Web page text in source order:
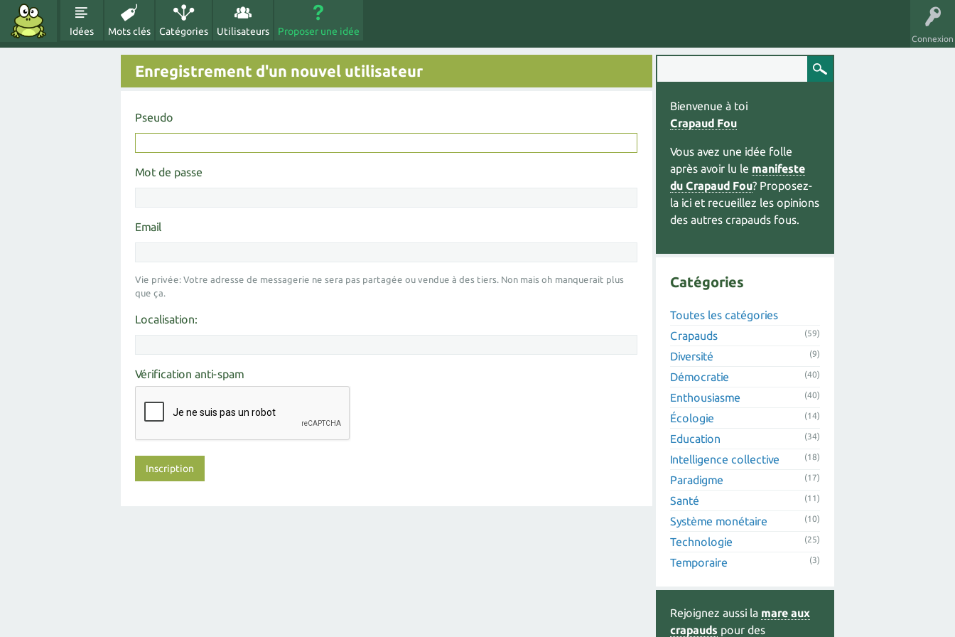
Connexion
Idées Mots clés Catégories Utilisateurs Proposer une idée
Enregistrement d'un nouvel utilisateur
Pseudo
Mot de passe
Email
Vie privée: Votre adresse de messagerie ne sera pas partagée ou vendue à des tiers. Non mais oh manquerait plus
que ça.
Localisation:
Vérification anti-spam
Bienvenue à toi
Crapaud Fou
Vous avez une idée folle
après avoir lu le manifeste
du Crapaud Fou? Proposez-
la ici et recueillez les opinions
des autres crapauds fous.
Catégories
Toutes les catégories
Crapauds
(59)
Diversité (9)
Démocratie (40)
Enthousiasme (40)
Écologie (14)
Education (34)
Intelligence collective (18)
Paradigme (17)
Santé (11)
Système monétaire (10)
Technologie (25)
Temporaire (3)
Rejoignez aussi la mare aux
crapauds pour des